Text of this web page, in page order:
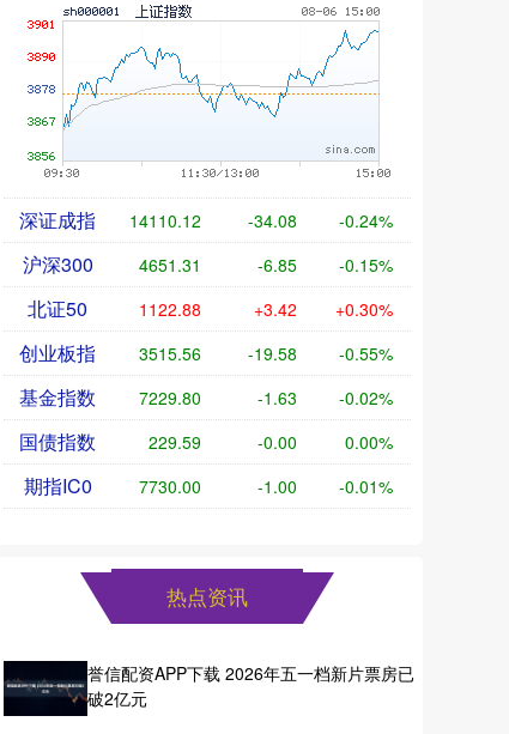
深证成指 14110.12 -34.08 -0.24%
沪深300 4651.31 -6.85 -0.15%
北证50 1122.88 +3.42 +0.30%
创业板指 3515.56 -19.58 -0.55%
基金指数 7229.80 -1.63 -0.02%
国债指数 229.59 -0.00 0.00%
期指IC0 7730.00 -1.00 -0.01%
热点资讯
誉信配资APP下载 2026年五一档新片票房已
破2亿元